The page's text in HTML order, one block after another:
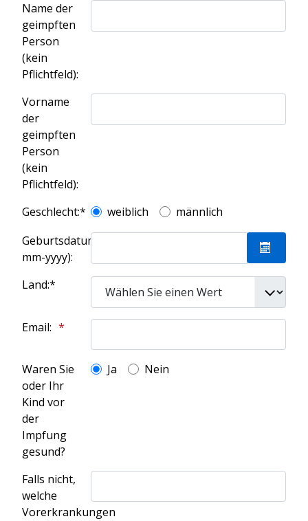
Name der
geimpften
Person
(kein
Pflichtfeld):
Vorname
der
geimpften
Person
(kein
Pflichtfeld):
Geschlecht:*
weiblich
männlich
Geburtsdatum(dd-
mm-yyyy):
Land:*
Email:
Waren Sie
oder Ihr
Kind vor
der
Impfung
gesund?
Ja Nein
Falls nicht,
welche
Vorerkrankungen